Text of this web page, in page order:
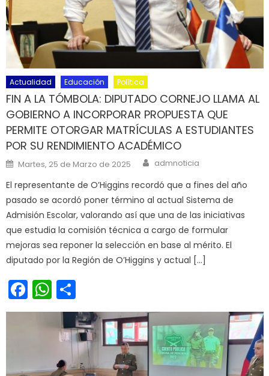
Actualidad Educación Política
FIN A LA TÓMBOLA: DIPUTADO CORNEJO LLAMA AL
GOBIERNO A INCORPORAR PROPUESTA QUE
PERMITE OTORGAR MATRÍCULAS A ESTUDIANTES
POR SU RENDIMIENTO ACADÉMICO
Posted on
Martes, 25 de Marzo de 2025 Author
admnoticia
El representante de O’Higgins recordó que a fines del año
pasado se acordó poner término al actual Sistema de
Admisión Escolar, valorando así que una de las iniciativas
que estudia la comisión técnica a cargo de formular
mejoras sea reponer la selección en base al mérito. El
diputado por la Región de O’Higgins y actual […]
Facebook
WhatsApp